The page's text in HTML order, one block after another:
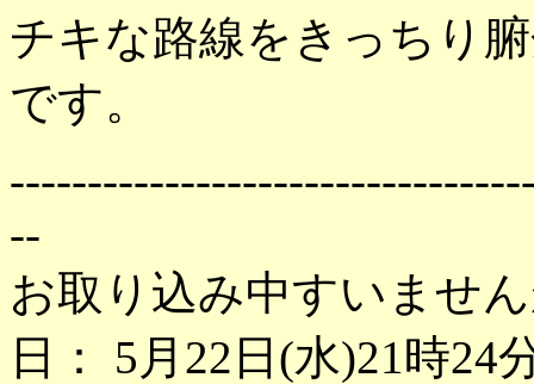
チキな路線をきっちり
です。
--
お取り込み中すいま
日： 5月22日(水)21時24